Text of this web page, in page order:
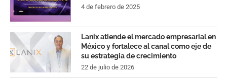
4 de febrero de 2025
Lanix atiende el mercado empresarial en
México y fortalece al canal como eje de
su estrategia de crecimiento
22 de julio de 2026